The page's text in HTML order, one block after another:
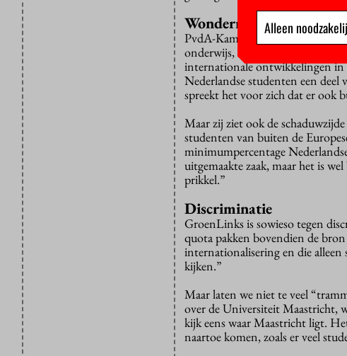
Wondermiddel
PvdA-Kamerlid Kirsten van den
onderwijs, alleen al doordat
internationale ontwikkelingen in
Nederlandse studenten een
spreekt het voor zich dat er ook
Maar zij ziet ook de
studenten van buiten de
minimumpercentage
uitgemaakte zaak, maar het is
prikkel.”
Discriminatie
GroenLinks is sowieso tegen
quota pakken bovendien de
internationalisering en die
kijken.”
Maar laten we niet te veel
over de Universiteit Maastricht,
kijk eens waar Maastricht ligt.
naartoe komen, zoals er veel
Alleen